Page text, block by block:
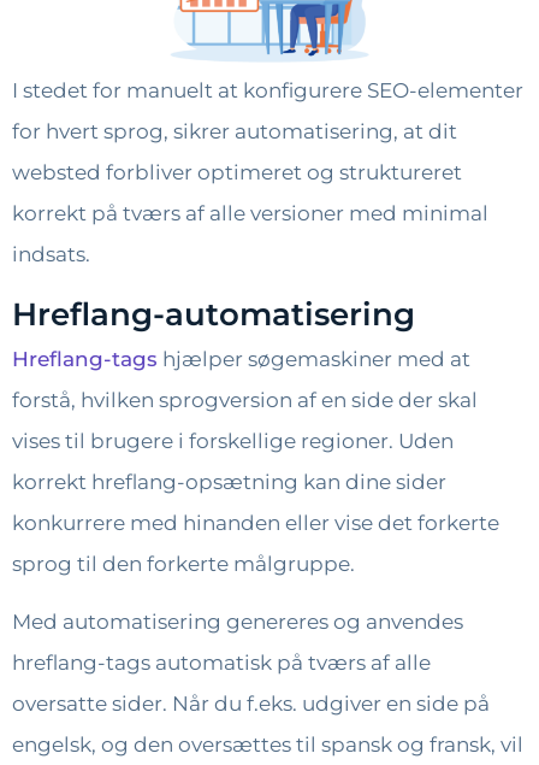
I stedet for manuelt at konfigurere SEO-elementer
for hvert sprog, sikrer automatisering, at dit
websted forbliver optimeret og struktureret
korrekt på tværs af alle versioner med minimal
indsats.
Hreflang-automatisering
Hreflang-tags hjælper søgemaskiner med at
forstå, hvilken sprogversion af en side der skal
vises til brugere i forskellige regioner. Uden
korrekt hreflang-opsætning kan dine sider
konkurrere med hinanden eller vise det forkerte
sprog til den forkerte målgruppe.
Med automatisering genereres og anvendes
hreflang-tags automatisk på tværs af alle
oversatte sider. Når du f.eks. udgiver en side på
engelsk, og den oversættes til spansk og fransk, vil